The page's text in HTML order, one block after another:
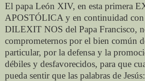
El papa León XIV, en esta primera
APOSTÓLICA y en continuidad con
DILEXIT NOS del Papa Francisco,
comprometernos por el bien común
particular, por la defensa y la
débiles y desfavorecidos, para que
pueda sentir que las palabras de